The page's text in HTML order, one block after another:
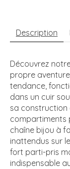
Description
Découvrez
propre
tendance,
dans un cuir
sa construction
compartiments
chaîne bijou à
inattendus sur
fort parti-pris
indispensable